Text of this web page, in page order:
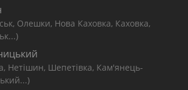
Олешки, Нова Каховка, Каховка,
Нетішин, Шепетівка, Кам'янець-